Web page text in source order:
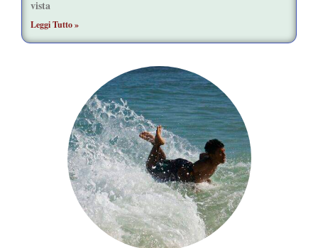
vista
Leggi Tutto »